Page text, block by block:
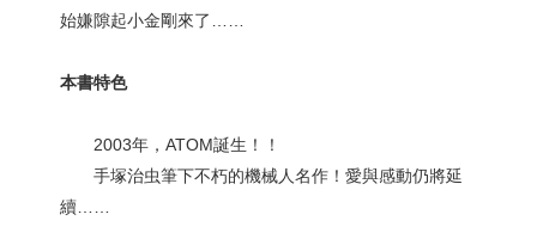
始嫌隙起小金剛來了……
本書特色
2003年，ATOM誕生！！
手塚治虫筆下不朽的機械人名作！愛與感動仍將延
續……